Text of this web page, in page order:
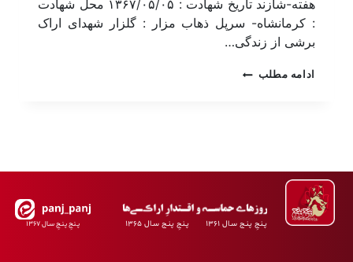
هفته-شازند تاریخ شهادت : ۱۳۶۷/۰۵/۰۵ محل شهادت
: کرمانشاه- سرپل ذهاب مزار : گلزار شهدای اراک
برشی از زندگی…
ادامه مطلب
پـنجِ پنـج سـال ۱۳۶۱ پـنجِ پنـج سـال ۱۳۶۵ پـنجِ پنـجِ سـال ۱۳۶۷